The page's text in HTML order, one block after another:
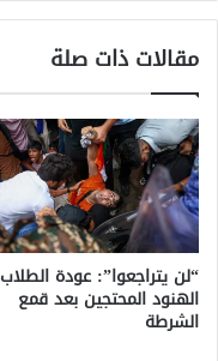
مقالات ذات صلة
“لن يتراجعوا”: عودة الطلاب
الهنود المحتجين بعد قمع
الشرطة